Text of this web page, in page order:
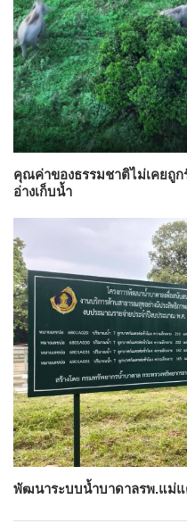
คุณค่าของธรรมชาติไม่เคยถูก
อ่างเก็บน้ำ
พัฒนาระบบน้ำบาดาลรพ.แม่